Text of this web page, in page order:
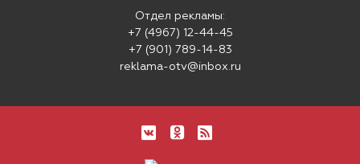
Отдел рекламы:
+7 (4967) 12-44-45
+7 (901) 789-14-83
reklama-otv@inbox.ru